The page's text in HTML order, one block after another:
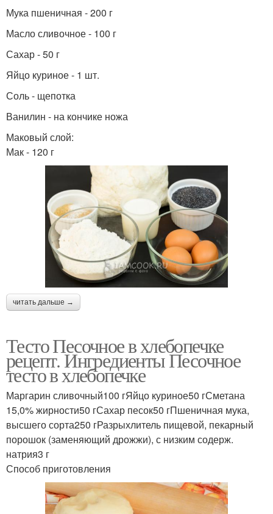
Мука пшеничная - 200 г
Масло сливочное - 100 г
Сахар - 50 г
Яйцо куриное - 1 шт.
Соль - щепотка
Ванилин - на кончике ножа
Маковый слой:
Мак - 120 г
читать дальше →
Тесто Песочное в хлебопечке
рецепт. Ингредиенты Песочное
тесто в хлебопечке
Маргарин сливочный100 гЯйцо куриное50 гСметана
15,0% жирности50 гСахар песок50 гПшеничная мука,
высшего сорта250 гРазрыхлитель пищевой, пекарный
порошок (заменяющий дрожжи), с низким содерж.
натрия3 г
Способ приготовления